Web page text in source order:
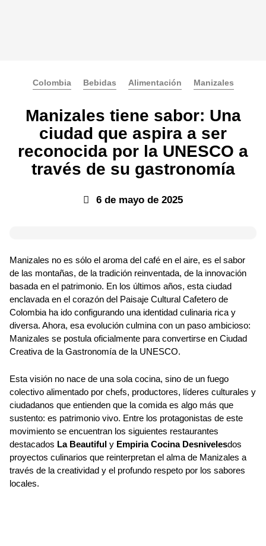
Colombia Bebidas Alimentación Manizales
Manizales tiene sabor: Una
ciudad que aspira a ser
reconocida por la UNESCO a
través de su gastronomía
6 de mayo de 2025
Manizales no es sólo el aroma del café en el aire, es el sabor
de las montañas, de la tradición reinventada, de la innovación
basada en el patrimonio. En los últimos años, esta ciudad
enclavada en el corazón del Paisaje Cultural Cafetero de
Colombia ha ido configurando una identidad culinaria rica y
diversa. Ahora, esa evolución culmina con un paso ambicioso:
Manizales se postula oficialmente para convertirse en Ciudad
Creativa de la Gastronomía de la UNESCO.
Esta visión no nace de una sola cocina, sino de un fuego
colectivo alimentado por chefs, productores, líderes culturales y
ciudadanos que entienden que la comida es algo más que
sustento: es patrimonio vivo. Entre los protagonistas de este
movimiento se encuentran los siguientes restaurantes
destacados La Beautiful y Empiria Cocina Desnivelesdos
proyectos culinarios que reinterpretan el alma de Manizales a
través de la creatividad y el profundo respeto por los sabores
locales.